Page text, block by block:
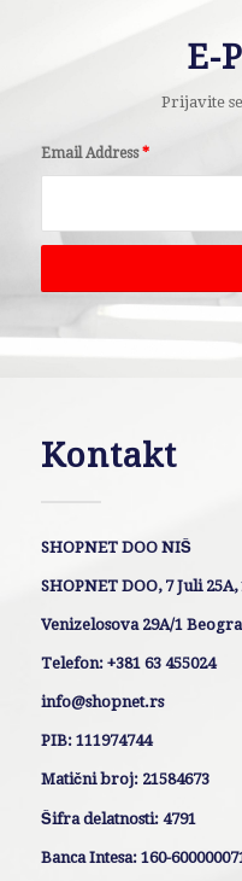
E-
Prijavite
Email Address*
Kontakt
SHOPNET DOO NIŠ
SHOPNET DOO, 7 Juli
Venizelosova 29A/1
Telefon: +381 63 455024
info@shopnet.rs
PIB: 111974744
Matični broj: 21584673
Šifra delatnosti: 4791
Banca Intesa: 160-